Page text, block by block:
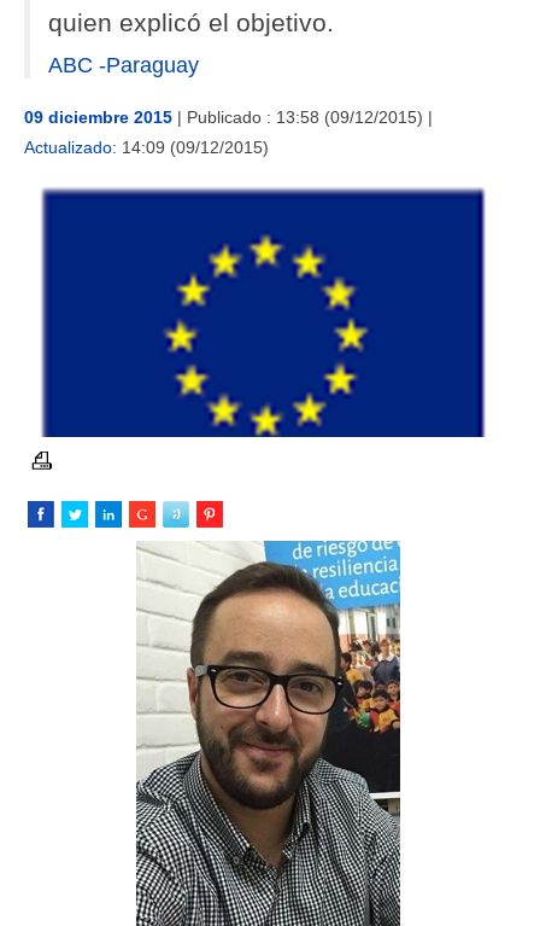
quien explicó el objetivo.
ABC -Paraguay
09 diciembre 2015 | Publicado : 13:58 (09/12/2015) |
Actualizado: 14:09 (09/12/2015)